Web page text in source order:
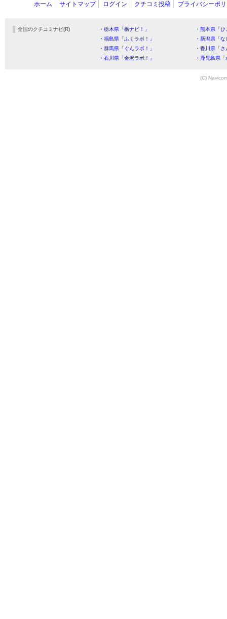
ホーム サイトマップ ログイン クチコミ投稿 プライバシーポ
全国のクチコミナビ(R) ・栃木県「栃ナビ！」
・熊本県「
・福島県「ふくラボ！」
・新潟県「
・群馬県「ぐんラボ！」
・香川県「
・石川県「金沢ラボ！」
・鹿児島県
(C)